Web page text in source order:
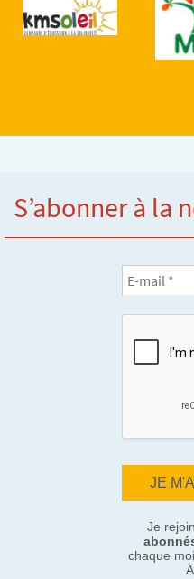
S’abonner à la
Je
chaque